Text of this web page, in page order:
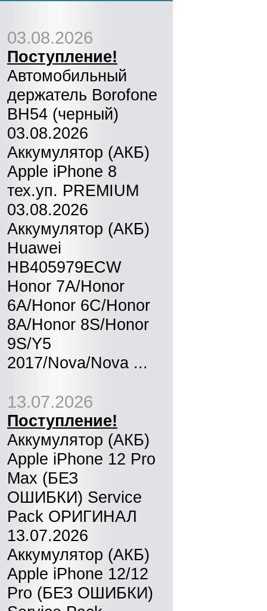
03.08.2026
Поступление!
Автомобильный
держатель Borofone
BH54 (черный)
03.08.2026
Аккумулятор (АКБ)
Apple iPhone 8
тех.уп. PREMIUM
03.08.2026
Аккумулятор (АКБ)
Huawei
HB405979ECW
Honor 7A/Honor
6A/Honor 6C/Honor
8A/Honor 8S/Honor
9S/Y5
2017/Nova/Nova ...
13.07.2026
Поступление!
Аккумулятор (АКБ)
Apple iPhone 12 Pro
Max (БЕЗ
ОШИБКИ) Service
Pack ОРИГИНАЛ
13.07.2026
Аккумулятор (АКБ)
Apple iPhone 12/12
Pro (БЕЗ ОШИБКИ)